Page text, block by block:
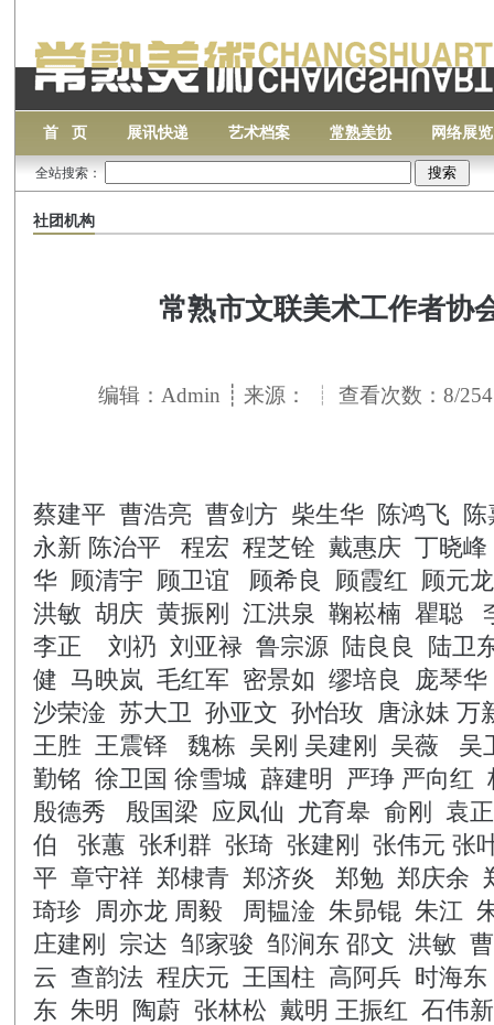
首 页 展讯快递 艺术档案 常熟美协 网络展览
全站搜索：
社团机构
常熟市文联美术工作者协
编辑：Admin ┊ 来源： ┊ 查看次数：8/
蔡建平 曹浩亮 曹剑方 柴生华 陈鸿飞 陈
永新 陈治平 程宏 程芝铨 戴惠庆 丁晓峰
华 顾清宇 顾卫谊 顾希良 顾霞红 顾元龙
洪敏 胡庆 黄振刚 江洪泉 鞠崧楠 瞿聪
李正
刘礽 刘亚禄 鲁宗源 陆良良
陆卫
健 马映岚 毛红军 密景如 缪培良
庞琴华
沙荣淦 苏大卫 孙亚文 孙怡玫 唐泳妹 万
王胜 王震铎 魏栋 吴刚 吴建刚 吴薇
吴
勤铭 徐卫国 徐雪城 薜建明 严琤 严向红
殷德秀
殷国梁 应凤仙 尤育皋 俞刚
袁
伯
张蕙 张利群 张琦 张建刚 张伟元 张
平 章守祥 郑棣青 郑济炎 郑勉 郑庆余
琦珍 周亦龙 周毅 周韫淦 朱昴锟 朱江
庄建刚
宗达 邹家骏 邹涧东 邵文 洪敏
云 查韵法 程庆元 王国柱 高阿兵 时海东
东 朱明 陶蔚 张林松 戴明 王振红 石伟新